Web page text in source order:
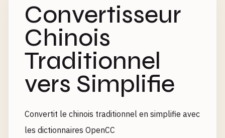
Convertisseur
Chinois
Traditionnel
vers Simplifie
Convertit le chinois traditionnel en simplifie avec
les dictionnaires OpenCC